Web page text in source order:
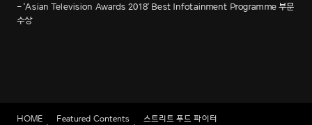
- 'Asian Television Awards 2018' Best Infotainment Programme 부문
수상
HOME Featured Contents 스트리트 푸드 파이터